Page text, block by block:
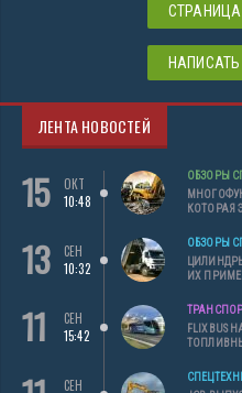
ЛЕНТА НОВОСТЕЙ
15
ОКТ
10:48
ОБЗОРЫ
КОТОРАЯ
13
СЕН
10:32
ОБЗОРЫ
ИХ
11
СЕН
15:42
FLIXBUS
СЕН